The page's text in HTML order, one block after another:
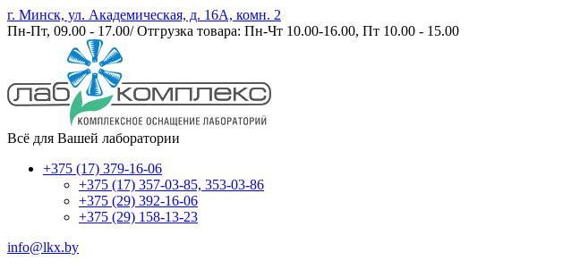
г. Минск, ул. Академическая, д. 16А, комн. 2
Пн-Пт, 09.00 - 17.00/ Отгрузка товара: Пн-Чт 10.00-16.00, Пт 10.00 - 15.00
Всё для Вашей лаборатории
+375 (17) 379-16-06
+375 (17) 357-03-85, 353-03-86
+375 (29) 392-16-06
+375 (29) 158-13-23
info@lkx.by